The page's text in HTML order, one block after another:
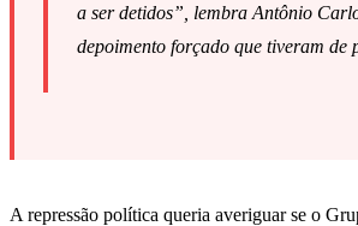
a ser detidos”, lembra Antônio
depoimento forçado que tiveram de
A repressão política queria averiguar se o